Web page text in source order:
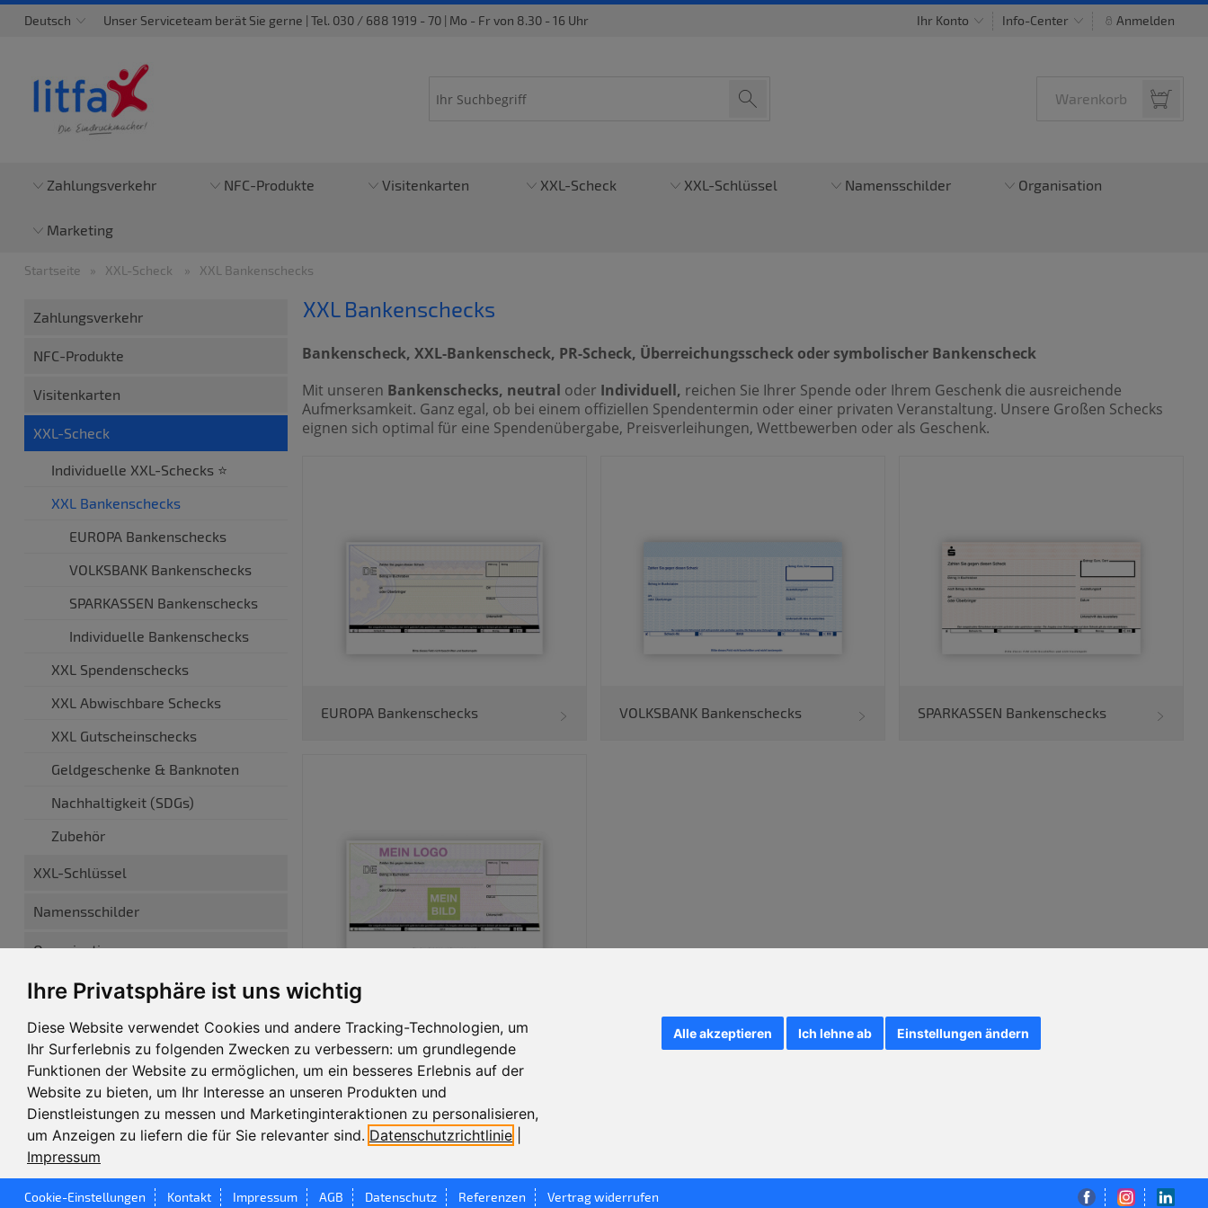
Ihre Privatsphäre ist uns wichtig
Diese Website verwendet Cookies und andere Tracking-Technologien, um
Ihr Surferlebnis zu folgenden Zwecken zu verbessern: um grundlegende
Funktionen der Website zu ermöglichen, um ein besseres Erlebnis auf der
Website zu bieten, um Ihr Interesse an unseren Produkten und
Dienstleistungen zu messen und Marketinginteraktionen zu personalisieren,
um Anzeigen zu liefern die für Sie relevanter sind. Datenschutzrichtlinie
Impressum
Alle akzeptieren Ich lehne ab Einstellungen ändern
Deutsch Unser Serviceteam berät Sie gerne | Tel. 030 / 688 1919 - 70 | Mo - Fr von 8.30 - 16 Uhr Ihr Konto Info-Center Anmelden
Warenkorb
Zahlungsverkehr NFC-Produkte Visitenkarten XXL-Scheck XXL-Schlüssel Namensschilder Organisation
Marketing
Startseite XXL-Scheck XXL Bankenschecks
XXL Bankenschecks
Zahlungsverkehr
NFC-Produkte
Visitenkarten
XXL-Scheck
Individuelle XXL-Schecks ⭐
XXL Bankenschecks
EUROPA Bankenschecks
VOLKSBANK Bankenschecks
SPARKASSEN Bankenschecks
Individuelle Bankenschecks
XXL Spendenschecks
XXL Abwischbare Schecks
XXL Gutscheinschecks
Geldgeschenke & Banknoten
Nachhaltigkeit (SDGs)
Zubehör
XXL-Schlüssel
Namensschilder
Organisation
Marketing
Bankenscheck, XXL-Bankenscheck, PR-Scheck, Überreichungsscheck oder symbolischer Bankenscheck
Mit unseren Bankenschecks, neutral oder Individuell, reichen Sie Ihrer Spende oder Ihrem Geschenk die ausreichende
Aufmerksamkeit. Ganz egal, ob bei einem offiziellen Spendentermin oder einer privaten Veranstaltung. Unsere Großen Schecks
eignen sich optimal für eine Spendenübergabe, Preisverleihungen, Wettbewerben oder als Geschenk.
EUROPA Bankenschecks VOLKSBANK Bankenschecks SPARKASSEN Bankenschecks
Cookie-Einstellungen Kontakt Impressum AGB Datenschutz Referenzen Vertrag widerrufen